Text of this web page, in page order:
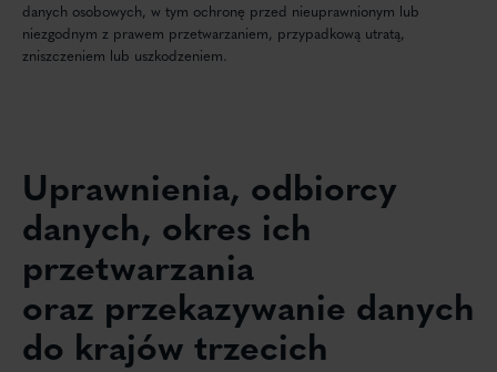
danych osobowych, w tym ochronę przed nieuprawnionym lub
niezgodnym z prawem przetwarzaniem, przypadkową utratą,
zniszczeniem lub uszkodzeniem.
Uprawnienia, odbiorcy
danych, okres ich
przetwarzania
oraz przekazywanie danych
do krajów trzecich